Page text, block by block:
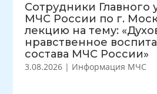
Сотрудники Главного
МЧС России по г.
лекцию на тему:
нравственное
состава МЧС России»
3.08.2026 | Информация МЧС